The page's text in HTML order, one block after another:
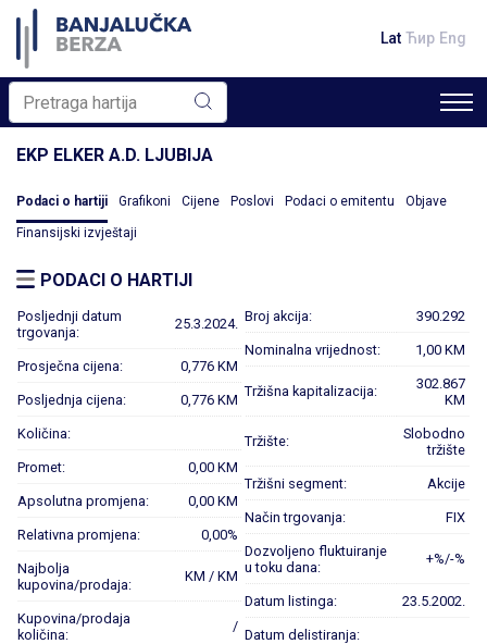
Lat Ћир Eng
EKP ELKER A.D. LJUBIJA
Podaci o hartiji Grafikoni Cijene Poslovi Podaci o emitentu Objave
Finansijski izvještaji
PODACI O HARTIJI
Posljednji datum
trgovanja:
25.3.2024.
Prosječna cijena: 0,776 KM
Posljednja cijena: 0,776 KM
Količina:
Promet: 0,00 KM
Apsolutna promjena: 0,00 KM
Relativna promjena: 0,00%
Najbolja
kupovina/prodaja:
KM / KM
Kupovina/prodaja
količina:
/
Broj akcija: 390.292
Nominalna vrijednost: 1,00 KM
Tržišna kapitalizacija:
302.867
KM
Tržište:
Slobodno
tržište
Tržišni segment: Akcije
Način trgovanja: FIX
Dozvoljeno fluktuiranje
u toku dana:
+%/-%
Datum listinga: 23.5.2002.
Datum delistiranja: